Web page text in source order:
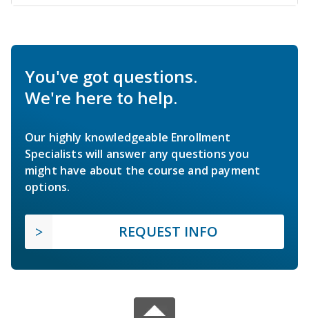
You've got questions.
We're here to help.
Our highly knowledgeable Enrollment
Specialists will answer any questions you
might have about the course and payment
options.
REQUEST INFO